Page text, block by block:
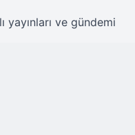
yayınları ve gündemi